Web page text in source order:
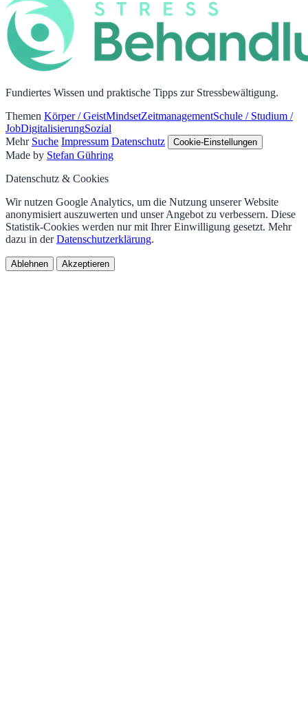
Fundiertes Wissen und praktische Tipps zur Stressbewältigung.
Themen Körper / GeistMindsetZeitmanagementSchule / Studium /
JobDigitalisierungSozial
Mehr Suche Impressum Datenschutz Cookie-Einstellungen
Made by Stefan Gühring
Datenschutz & Cookies
Wir nutzen Google Analytics, um die Nutzung unserer Website
anonymisiert auszuwerten und unser Angebot zu verbessern. Diese
Statistik-Cookies werden nur mit Ihrer Einwilligung gesetzt. Mehr
dazu in derDatenschutzerklärung.
Ablehnen Akzeptieren